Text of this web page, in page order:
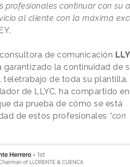
profesionales continuar con su
al cliente con la máxima
de comunicación
garantizado la continuidad de
teletrabajo de toda su plantilla.
de LLYC, ha compartido en
da prueba de cómo se está
de estos profesionales “con